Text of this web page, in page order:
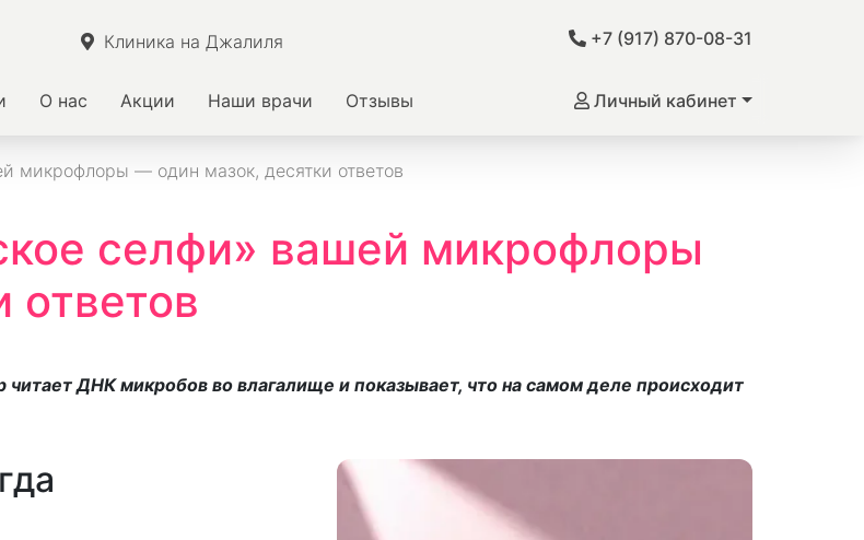
Клиника на Джалиля +7 (917) 870-08-31
О нас Акции Наши врачи Отзывы Личный кабинет
микрофлоры — один мазок, десятки ответов
селфи» вашей микрофлоры
ответов
ДНК микробов во влагалище и показывает, что на самом деле происходит